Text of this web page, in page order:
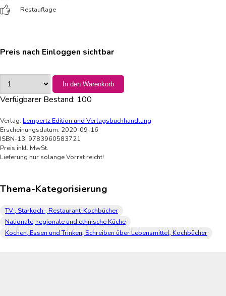
Restauflage
Preis nach Einloggen sichtbar
In den Warenkorb
Verfügbarer Bestand: 100
Verlag: Lempertz Edition und Verlagsbuchhandlung
Erscheinungsdatum: 2020-09-16
ISBN-13: 9783960583721
Preis inkl. MwSt.
Lieferung nur solange Vorrat reicht!
Thema-Kategorisierung
TV-, Starkoch-, Restaurant-Kochbücher
Nationale, regionale und ethnische Küche
Kochen, Essen und Trinken, Schreiben über Lebensmittel, Kochbücher